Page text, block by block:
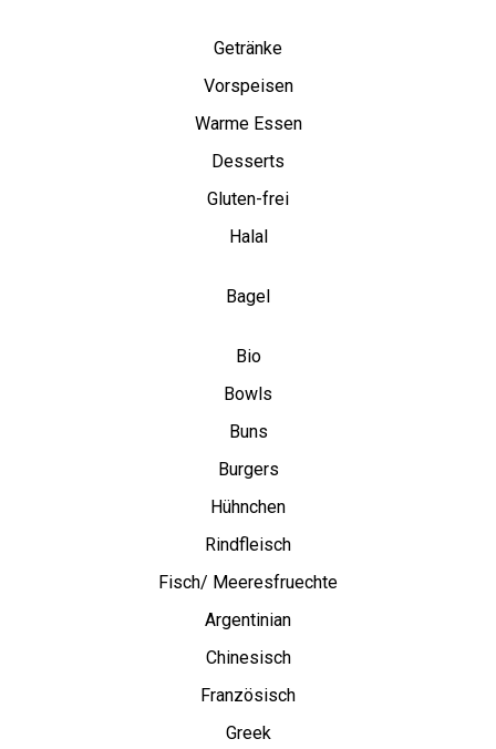
Getränke
Vorspeisen
Warme Essen
Desserts
Gluten-frei
Halal
Bagel
Bio
Bowls
Buns
Burgers
Hühnchen
Rindfleisch
Fisch/ Meeresfruechte
Argentinian
Chinesisch
Französisch
Greek